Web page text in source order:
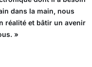
dans la main, nous
réalité et bâtir un avenir
»